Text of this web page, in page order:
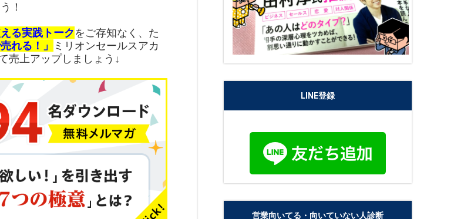
！
る実践トークをご存知なく、た
れる！」
ミリオンセールスアカ
売上アップしましょう↓
LINE登録
営業向いてる・向いていない人診断